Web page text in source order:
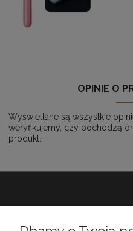
OPINIE O
Wyświetlane są wszystkie
weryfikujemy, czy pochodzą
produkt.
Babiarnia